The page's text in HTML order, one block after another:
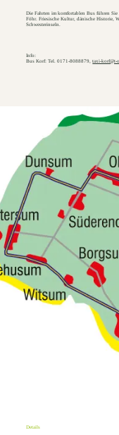
Die Fahrten im komfortablen Bus führen
Föhr. Friesische Kultur, dänische Historie,
Schwesterinseln.
Info:
Bus Korf: Tel. 0171-8088879,taxi-korf@t-
Details